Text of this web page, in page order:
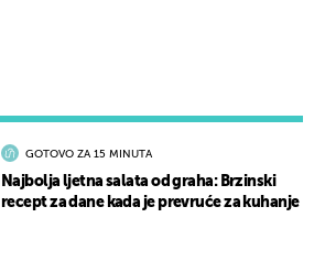
GOTOVO ZA 15 MINUTA
Najbolja ljetna salata od graha: Brzinski
recept za dane kada je prevruće za kuhanje